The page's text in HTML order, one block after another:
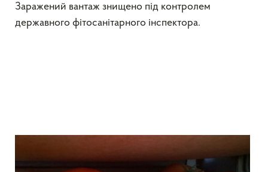
Заражений вантаж знищено під контролем
державного фітосанітарного інспектора.